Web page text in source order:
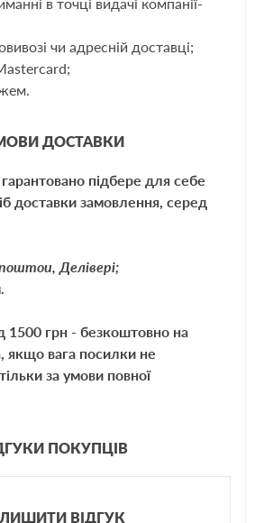
чи адресній доставці;
ДОСТАВКИ
підбере для себе
доставки замовлення, серед
Делівері;
1500 грн - безкоштовно на
якщо вага посилки не
за умови повної
ПОКУПЦІВ
ВІДГУК